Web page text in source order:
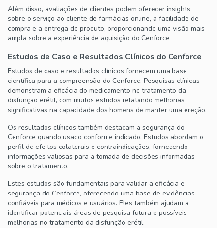
Além disso, avaliações de clientes podem oferecer insights
sobre o serviço ao cliente de farmácias online, a facilidade de
compra e a entrega do produto, proporcionando uma visão mais
ampla sobre a experiência de aquisição do Cenforce.
Estudos de Caso e Resultados Clínicos do Cenforce
Estudos de caso e resultados clínicos fornecem uma base
científica para a compreensão do Cenforce. Pesquisas clínicas
demonstram a eficácia do medicamento no tratamento da
disfunção erétil, com muitos estudos relatando melhorias
significativas na capacidade dos homens de manter uma ereção.
Os resultados clínicos também destacam a segurança do
Cenforce quando usado conforme indicado. Estudos abordam o
perfil de efeitos colaterais e contraindicações, fornecendo
informações valiosas para a tomada de decisões informadas
sobre o tratamento.
Estes estudos são fundamentais para validar a eficácia e
segurança do Cenforce, oferecendo uma base de evidências
confiáveis para médicos e usuários. Eles também ajudam a
identificar potenciais áreas de pesquisa futura e possíveis
melhorias no tratamento da disfunção erétil.